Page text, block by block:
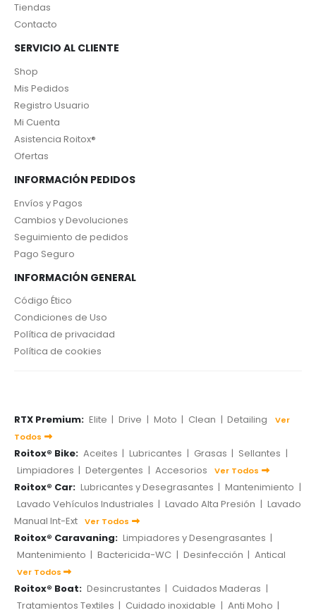
Tiendas
Contacto
SERVICIO AL CLIENTE
Shop
Mis Pedidos
Registro Usuario
Mi Cuenta
Asistencia Roitox®
Ofertas
INFORMACIÓN PEDIDOS
Envíos y Pagos
Cambios y Devoluciones
Seguimiento de pedidos
Pago Seguro
INFORMACIÓN GENERAL
Código Ético
Condiciones de Uso
Política de privacidad
Política de cookies
RTX Premium: Elite | Drive | Moto | Clean | Detailing
Ver
Todos
Roitox® Bike: Aceites | Lubricantes | Grasas | Sellantes |
Limpiadores | Detergentes | Accesorios Ver Todos
Roitox® Car: Lubricantes y Desegrasantes | Mantenimiento |
Lavado Vehículos Industriales | Lavado Alta Presión | Lavado
Manual Int-Ext
Ver Todos
Roitox® Caravaning: Limpiadores y Desengrasantes |
Mantenimiento | Bactericida-WC | Desinfección | Antical
Ver Todos
Roitox® Boat: Desincrustantes | Cuidados Maderas |
Tratamientos Textiles | Cuidado inoxidable | Anti Moho |